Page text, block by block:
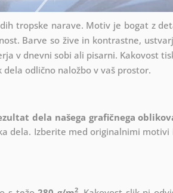
tropske narave. Motiv je bogat z
Barve so žive in kontrastne,
v dnevni sobi ali pisarni. Kakovost
odlično naložbo v vaš prostor.
dela našega grafičnega
dela. Izberite med originalnimi motivi
2